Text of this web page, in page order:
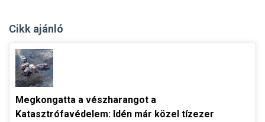
Cikk ajánló
Megkongatta a vészharangot a
Katasztrófavédelem: Idén már közel tízezer